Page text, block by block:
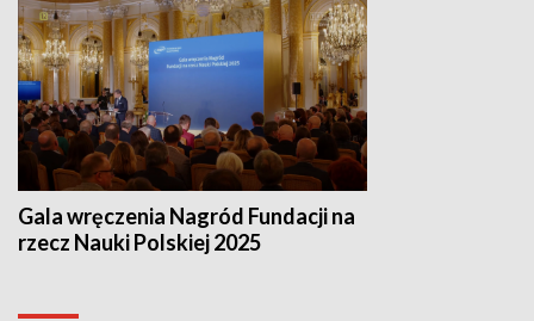
Gala wręczenia Nagród Fundacji na
rzecz Nauki Polskiej 2025